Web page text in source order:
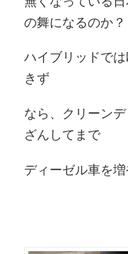
の舞になるのか？
ハイブリッドで
きず
なら、クリーン
ざんしてまで
ディーゼル車を増